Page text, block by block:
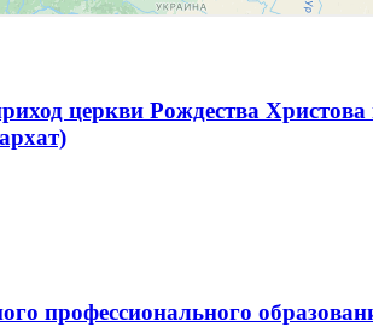
церкви Рождества
профессионального